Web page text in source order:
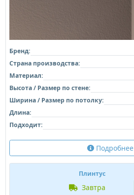
Бренд:
Страна производства:
Материал:
Высота / Размер по стене:
Ширина / Размер по потолку:
Длина:
Подходит:
Подробнее
Плинтус
завтра